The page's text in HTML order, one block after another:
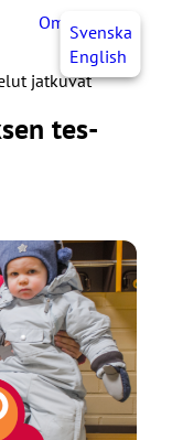
OmaJHLSvenska
English
jatkuvat
tes-